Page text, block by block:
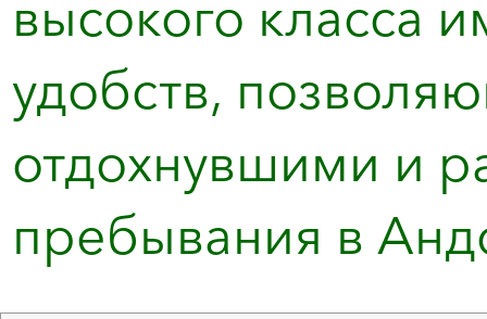
высокого класса
удобств,
отдохнувшими и
пребывания в